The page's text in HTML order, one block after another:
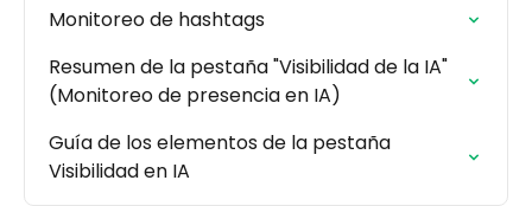
Monitoreo de hashtags
Resumen de la pestaña "Visibilidad de la IA"
(Monitoreo de presencia en IA)
Guía de los elementos de la pestaña
Visibilidad en IA